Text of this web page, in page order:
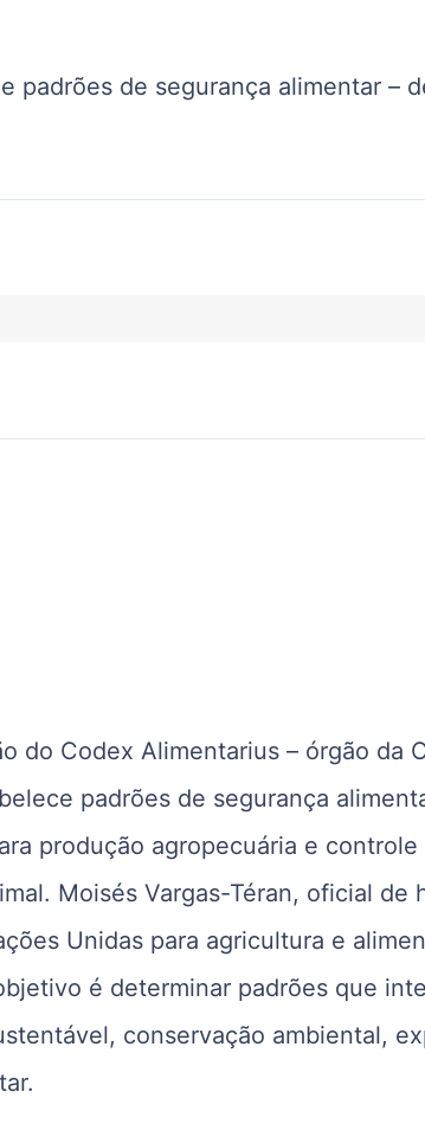
padrões de segurança alimentar –
do Codex Alimentarius – órgão da
padrões de segurança
produção agropecuária e
Moisés Vargas-Téran, oficial de
Unidas para agricultura e
é determinar padrões que
conservação ambiental,